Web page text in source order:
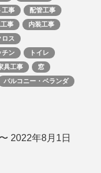
工事
配管工事
事
内装工事
ロス
チン
トイレ
具工事
窓
バルコニー・ベランダ
2022年8月1日